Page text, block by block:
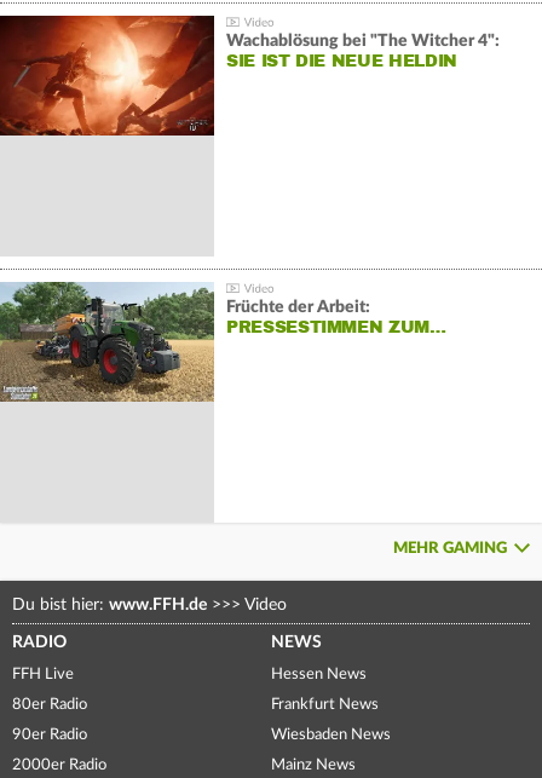
Wachablösung bei "The Witcher 4":
SIE IST DIE NEUE HELDIN
Früchte der Arbeit:
PRESSESTIMMEN ZUM…
MEHR GAMING
Du bist hier: www.FFH.de >>> Video
RADIO
FFH Live
80er Radio
90er Radio
2000er Radio
NEWS
Hessen News
Frankfurt News
Wiesbaden News
Mainz News